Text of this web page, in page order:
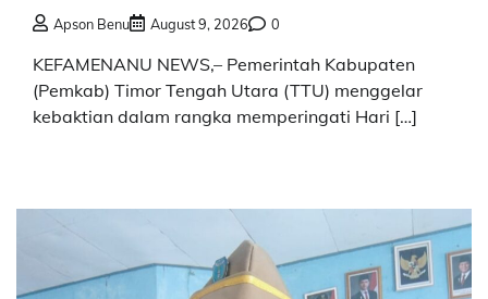
Apson Benu August 9, 2026 0
KEFAMENANU NEWS,– Pemerintah Kabupaten
(Pemkab) Timor Tengah Utara (TTU) menggelar
kebaktian dalam rangka memperingati Hari […]